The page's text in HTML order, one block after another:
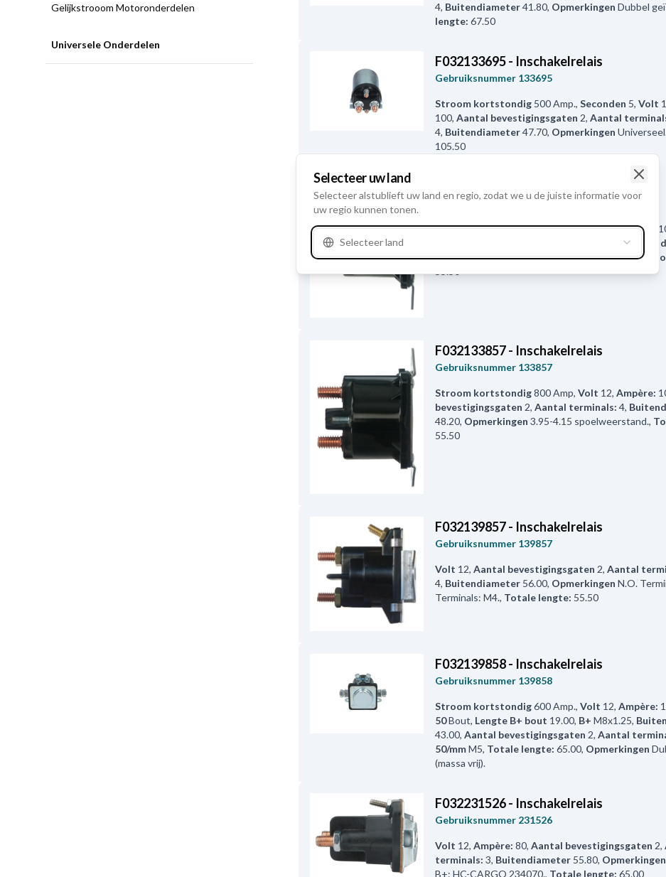
Gelijkstrooom Motoronderdelen
Universele Onderdelen
4, Buitendiameter41.80, Opmerkingen Dubbel
lengte: 67.50
F032133695 - Inschakelrelais
Gebruiksnummer 133695
Stroom kortstondig 500 Amp., Seconden 5, Volt
100, Aantal bevestigingsgaten 2, Aantal
4, Buitendiameter47.70, Opmerkingen
105.50
Gebruiksnummer 133855
Stroom kortstondig800 Amp,Volt12,Ampère:
3,
48.50,Opmerkingen3.95-4.15 spoelweerstand.
55.50
F032133857 - Inschakelrelais
Gebruiksnummer 133857
Stroom kortstondig800 Amp, Volt 12, Ampère:
bevestigingsgaten 2, Aantal terminals: 4,
48.20, Opmerkingen 3.95-4.15 spoelweerstand.,
55.50
F032139857 - Inschakelrelais
Gebruiksnummer 139857
Volt 12, Aantal bevestigingsgaten 2, Aantal
4, Buitendiameter 56.00, Opmerkingen N.O.
Terminals: M4., Totale lengte: 55.50
F032139858 - Inschakelrelais
Gebruiksnummer 139858
Stroom kortstondig600 Amp., Volt 12, Ampère:
50Bout, Lengte B+ bout 19.00, B+ M8x1.25,
43.00, Aantal bevestigingsgaten 2, Aantal
50/mmM5, Totale lengte: 65.00, Opmerkingen
(massa vrij).
F032231526 - Inschakelrelais
Gebruiksnummer 231526
Volt 12, Ampère: 80, Aantal bevestigingsgaten 2,
terminals: 3, Buitendiameter 55.80, Opmerkingen
B+: HC-CARGO 234070., Totale lengte: 65.00
Selecteer uw land
Selecteer alstublieft uw land en regio, zodat we u de juiste informatie voor
uw regio kunnen tonen.
Selecteer land